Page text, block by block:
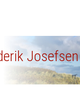
Josefsen